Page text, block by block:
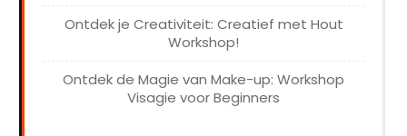
Ontdek je Creativiteit: Creatief met Hout
Workshop!
Ontdek de Magie van Make-up: Workshop
Visagie voor Beginners